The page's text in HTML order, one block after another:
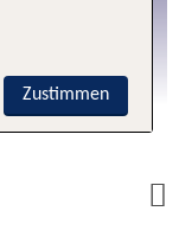
Zustimmen